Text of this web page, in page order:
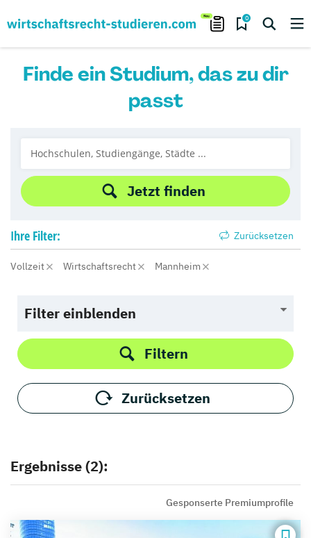
0
Finde ein Studium, das zu dir
passt
Jetzt finden
Ihre Filter: Zurücksetzen
Vollzeit Wirtschaftsrecht Mannheim
Filter einblenden
Filtern
Zurücksetzen
Ergebnisse (2):
Gesponserte Premiumprofile